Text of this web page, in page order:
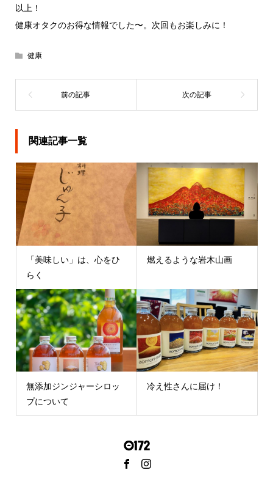
以上！
健康オタクのお得な情報でした〜。次回もお楽しみに！
健康
関連記事一覧
「美味しい」は、心をひ
らく
燃えるような岩木山画
無添加ジンジャーシロッ
プについて
冷え性さんに届け！